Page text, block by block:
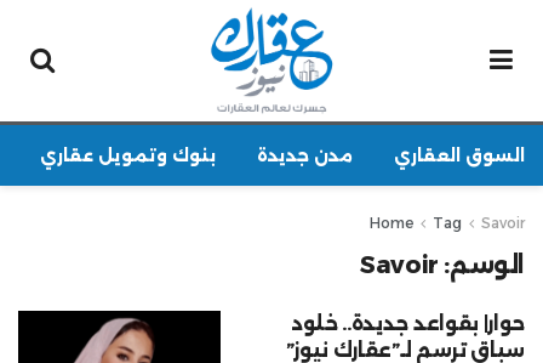
السوق العقاري مدن جديدة بنوك وتمويل عقاري
Home Tag Savoir
الوسم: Savoir
حوار| بقواعد جديدة.. خلود
سباق ترسم لـ”عقارك نيوز”